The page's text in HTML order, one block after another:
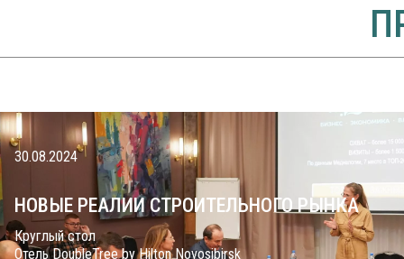
30.08.2024
НОВЫЕ РЕАЛИИ СТРОИТЕЛЬНОГО РЫНКА
Круглый стол
Отель DoubleTree by Hilton Novosibirsk